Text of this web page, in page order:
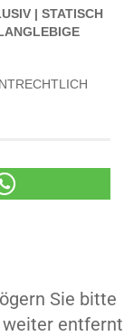
| STATISCH
Sie bitte
entfernt